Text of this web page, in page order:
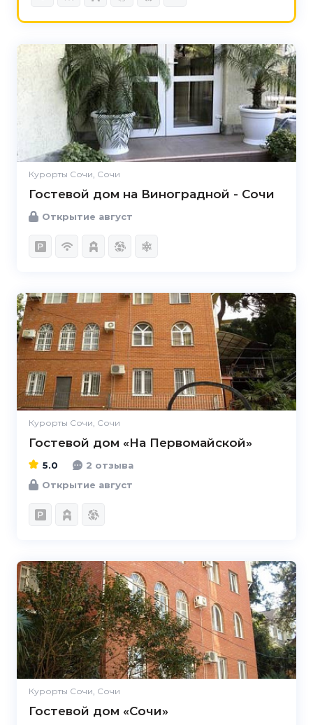
Курорты Сочи, Сочи
Гостевой дом на Виноградной - Сочи
Открытие август
Курорты Сочи, Сочи
Гостевой дом «На Первомайской»
5.0
5.0
2 отзыва
Открытие август
Курорты Сочи, Сочи
Гостевой дом «Сочи»
5.0